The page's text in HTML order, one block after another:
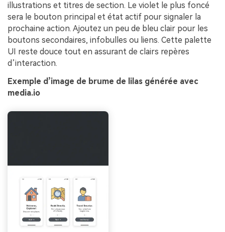
illustrations et titres de section. Le violet le plus foncé
sera le bouton principal et état actif pour signaler la
prochaine action. Ajoutez un peu de bleu clair pour les
boutons secondaires, infobulles ou liens. Cette palette
UI reste douce tout en assurant de clairs repères
d’interaction.
Exemple d’image de brume de lilas générée avec
media.io